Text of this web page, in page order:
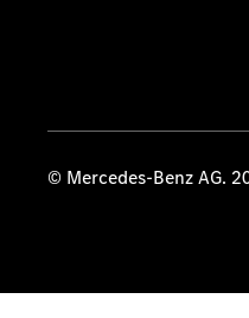
© Mercedes-Benz AG.